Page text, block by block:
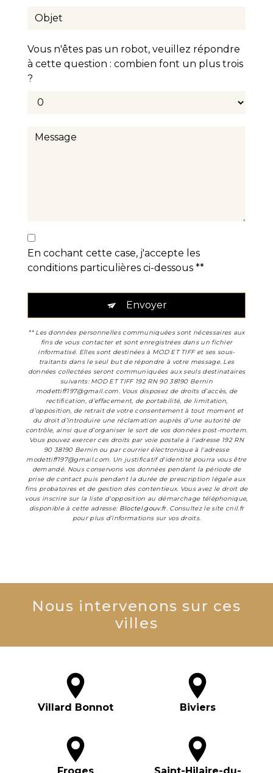
Vous n'êtes pas un robot, veuillez répondre
à cette question : combien font un plus trois
?
En cochant cette case, j'accepte les
conditions particulières ci-dessous **
Envoyer
** Les données personnelles communiquées sont nécessaires aux
fins de vous contacter et sont enregistrées dans un fichier
informatisé. Elles sont destinées à MOD ET TIFF et ses sous-
traitants dans le seul but de répondre à votre message. Les
données collectées seront communiquées aux seuls destinataires
suivants: MOD ET TIFF 192 RN 90 38190 Bernin
modettiff197@gmail.com. Vous disposez de droits d’accès, de
rectification, d’effacement, de portabilité, de limitation,
d’opposition, de retrait de votre consentement à tout moment et
du droit d’introduire une réclamation auprès d’une autorité de
contrôle, ainsi que d’organiser le sort de vos données post-mortem.
Vous pouvez exercer ces droits par voie postale à l'adresse 192 RN
90 38190 Bernin ou par courrier électronique à l'adresse
modettiff197@gmail.com. Un justificatif d'identité pourra vous être
demandé. Nous conservons vos données pendant la période de
prise de contact puis pendant la durée de prescription légale aux
fins probatoires et de gestion des contentieux. Vous avez le droit de
vous inscrire sur la liste d'opposition au démarchage téléphonique,
disponible à cette adresse: Bloctel.gouv.fr. Consultez le site cnil.fr
pour plus d’informations sur vos droits.
Nous intervenons sur ces
villes
Villard Bonnot Biviers